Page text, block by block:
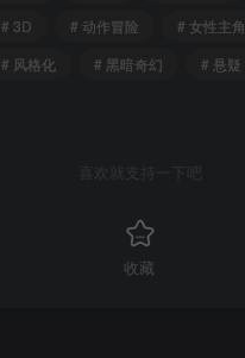
# 3D # 动作冒险 # 女性主角
# 风格化 # 黑暗奇幻 # 悬疑
喜欢就支持一下吧
收藏